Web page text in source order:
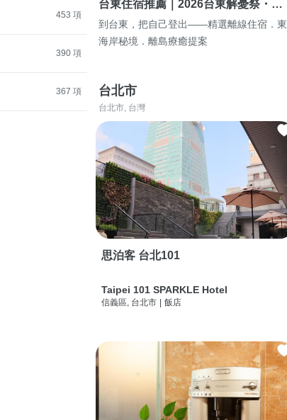
453 項
390 項
367 項
台東住宿推薦｜2026台東解憂祭・…
到台東，把自己登出——精選離線住宿．東
海岸秘境．離島療癒提案
台北市
台北市, 台灣
思泊客 台北101
Taipei 101 SPARKLE Hotel
信義區, 台北市 飯店